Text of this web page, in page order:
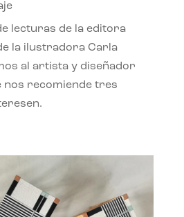
lecturas de la editora
la ilustradora Carla
al artista y diseñador
nos recomiende tres